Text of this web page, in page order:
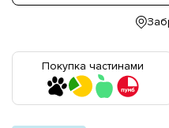
Покупка частинами